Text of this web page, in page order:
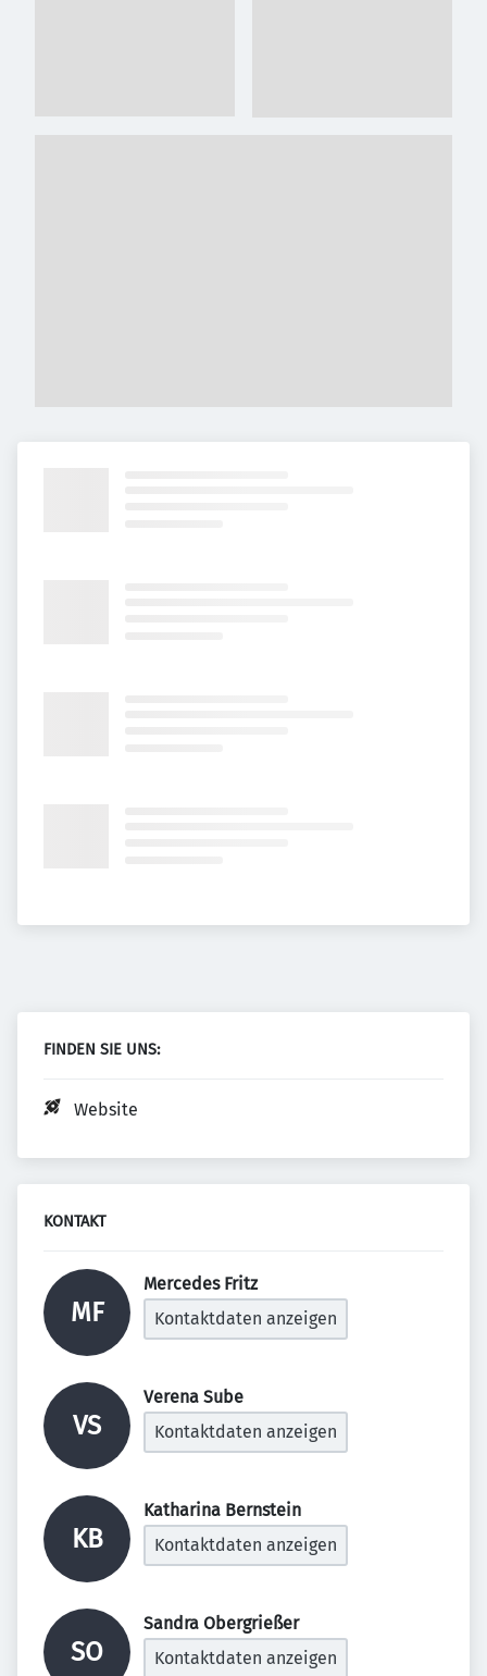
FINDEN SIE UNS:
Website
KONTAKT
MF
Mercedes Fritz
Kontaktdaten anzeigen
VS
Verena Sube
Kontaktdaten anzeigen
KB
Katharina Bernstein
Kontaktdaten anzeigen
SO
Sandra Obergrießer
Kontaktdaten anzeigen